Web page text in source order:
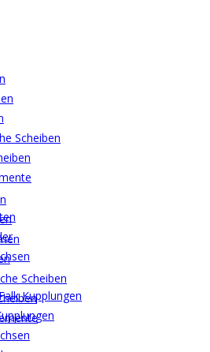
Scheiben
Scheiben
Kupplungen